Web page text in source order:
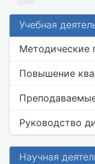
Учебная
Методические
Повышение
Руководство
Научная